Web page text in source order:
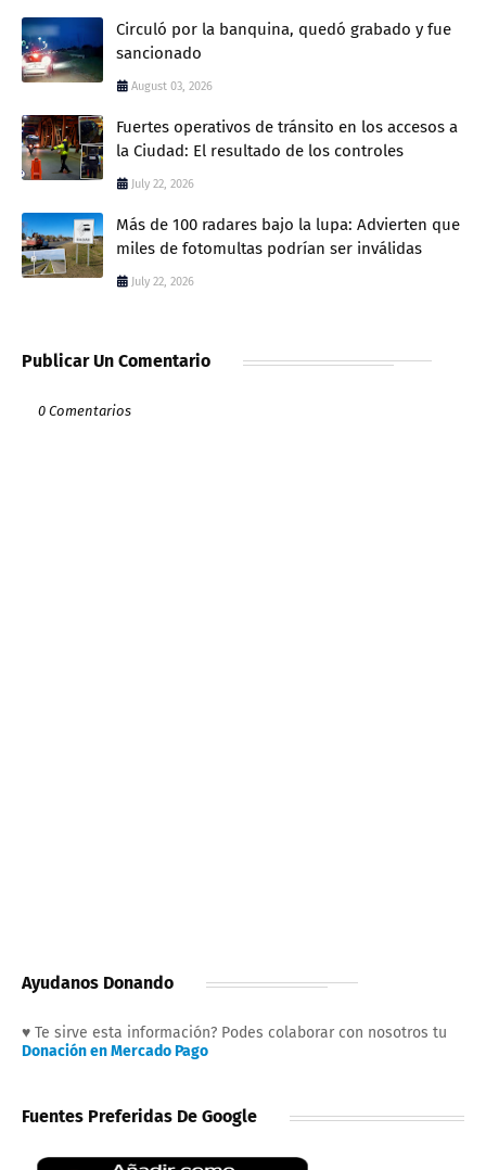
Circuló por la banquina, quedó grabado y fue
sancionado
August 03, 2026
Fuertes operativos de tránsito en los accesos a
la Ciudad: El resultado de los controles
July 22, 2026
Más de 100 radares bajo la lupa: Advierten que
miles de fotomultas podrían ser inválidas
July 22, 2026
Publicar Un Comentario
0 Comentarios
Ayudanos Donando
♥ Te sirve esta información? Podes colaborar con nosotros tu
Donación en Mercado Pago
Fuentes Preferidas De Google